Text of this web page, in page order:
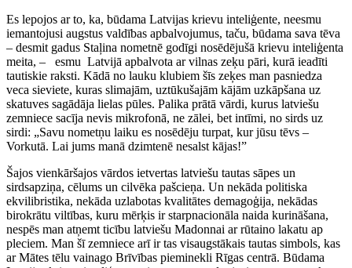
Es lepojos ar to, ka, būdama Latvijas krievu inteliģente, neesmu
iemantojusi augstus valdības apbalvojumus, taču, būdama sava tēva
– desmit gadus Staļina nometnē godīgi nosēdējušā krievu inteliģenta
meita, – esmu Latvijā apbalvota ar vilnas zeķu pāri, kurā ieadīti
tautiskie raksti. Kādā no lauku klubiem šīs zeķes man pasniedza
veca sieviete, kuras slimajām, uztūkušajām kājām uzkāpšana uz
skatuves sagādāja lielas pūles. Palika prātā vārdi, kurus latviešu
zemniece sacīja nevis mikrofonā, ne zālei, bet intīmi, no sirds uz
sirdi: „Savu nometņu laiku es nosēdēju turpat, kur jūsu tēvs –
Vorkutā. Lai jums manā dzimtenē nesalst kājas!”
Šajos vienkāršajos vārdos ietvertas latviešu tautas sāpes un
sirdsapziņa, cēlums un cilvēka pašcieņa. Un nekāda politiska
ekvilibristika, nekāda uzlabotas kvalitātes demagoģija, nekādas
birokrātu viltības, kuru mērķis ir starpnacionāla naida kurināšana,
nespēs man atņemt ticību latviešu Madonnai ar rūtaino lakatu ap
pleciem. Man šī zemniece arī ir tas visaugstākais tautas simbols, kas
ar Mātes tēlu vainago Brīvības pieminekli Rīgas centrā. Būdama